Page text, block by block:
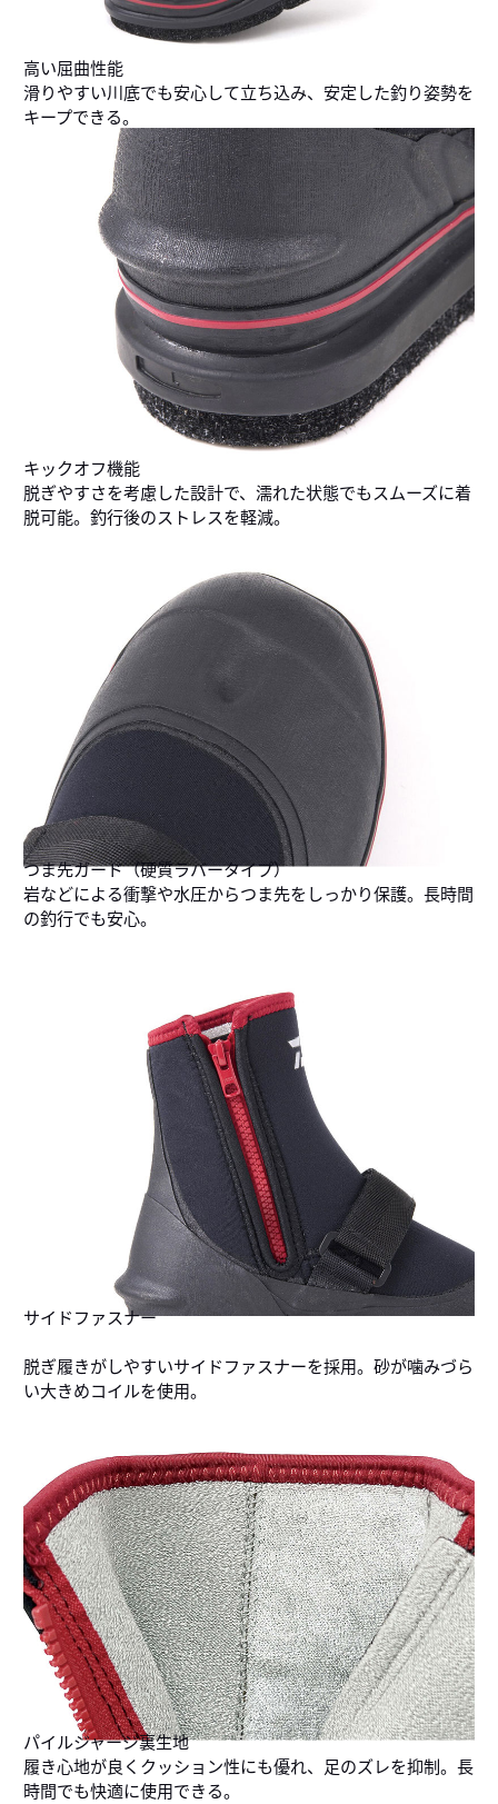
高い屈曲性能
滑りやすい川底でも安心して立ち込み、安定した釣り姿勢を
キープできる。
キックオフ機能
脱ぎやすさを考慮した設計で、濡れた状態でもスムーズに着
脱可能。釣行後のストレスを軽減。
つま先ガード（硬質ラバータイプ）
岩などによる衝撃や水圧からつま先をしっかり保護。長時間
の釣行でも安心。
サイドファスナー
脱ぎ履きがしやすいサイドファスナーを採用。砂が噛みづら
い大きめコイルを使用。
パイルジャージ裏生地
履き心地が良くクッション性にも優れ、足のズレを抑制。長
時間でも快適に使用できる。